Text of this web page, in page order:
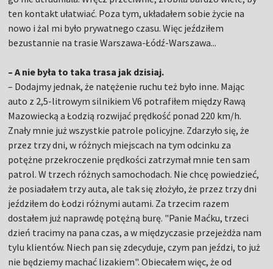
ten kontakt ułatwiać. Poza tym, układałem sobie życie na
nowo i żal mi było prywatnego czasu. Więc jeździłem
bezustannie na trasie Warszawa-Łódź-Warszawa...
– A nie była to taka trasa jak dzisiaj.
– Dodajmy jednak, że natężenie ruchu też było inne. Mając
auto z 2,5-litrowym silnikiem V6 potrafiłem między Rawą
Mazowiecką a Łodzią rozwijać prędkość ponad 220 km/h.
Znały mnie już wszystkie patrole policyjne. Zdarzyło się, że
przez trzy dni, w różnych miejscach na tym odcinku za
potężne przekroczenie prędkości zatrzymał mnie ten sam
patrol. W trzech różnych samochodach. Nie chcę powiedzieć,
że posiadałem trzy auta, ale tak się złożyło, że przez trzy dni
jeździłem do Łodzi różnymi autami. Za trzecim razem
dostałem już naprawdę potężną burę. "Panie Maćku, trzeci
dzień tracimy na pana czas, a w międzyczasie przejeżdża nam
tylu klientów. Niech pan się zdecyduje, czym pan jeździ, to już
nie będziemy machać lizakiem". Obiecałem więc, że od